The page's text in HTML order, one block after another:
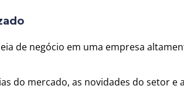
de negócio em uma empresa
do mercado, as novidades do setor e